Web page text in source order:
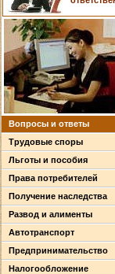
Вопросы и ответы
Трудовые споры
Льготы и пособия
Права потребителей
Получение наследства
Развод и алименты
Автотранспорт
Предпринимательство
Налогообложение